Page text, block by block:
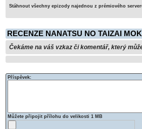
Stáhnout všechny epizody najednou z prémiového
RECENZE NANATSU NO TAIZAI
Čekáme na váš vzkaz či komentář, který
Příspěvek:
Můžete připojit přílohu do velikosti 1 MB